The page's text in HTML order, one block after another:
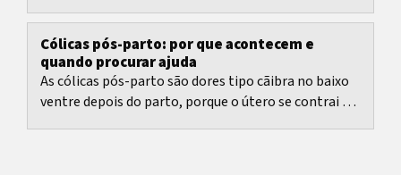
Cólicas pós-parto: por que acontecem e
quando procurar ajuda
As cólicas pós-parto são dores tipo cãibra no baixo
ventre depois do parto, porque o útero se contrai e